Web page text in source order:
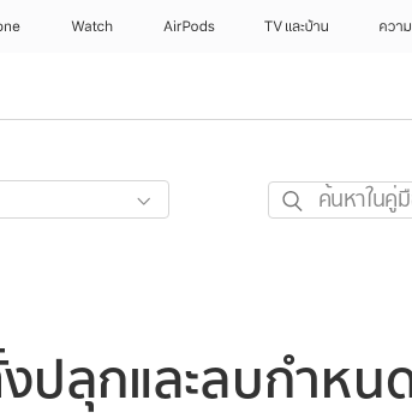
Watch AirPods TV และบ้าน ควา
ค้นหา
ปลุกและลบกำหน